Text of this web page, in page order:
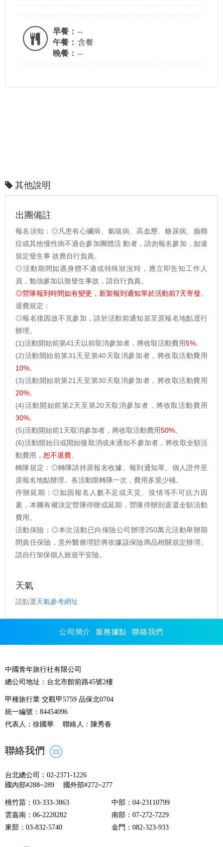
早餐： --
午餐： 含餐
晚餐： --
其他說明
出團備註
報名須知：◎凡患有心臟病、氣喘病、高血壓、糖尿病、癲癇
症或其他慢性病不適合參加團體活 動者，請勿報名參加，如違
規定發生事 故應自行負責。
◎活動期間如遇身體不適或特殊狀況時，應立即告知工作人
員，勉強參加以致發生事故，請自行負責。
◎營隊報到時間如有變更，新製報到通知單於活動前7天寄發。
退費規定：
◎報名後因故不克參加，請於活動前通知並至原報名地點逕行
辦理。
(1)活動開始前第41天以前取消參加者，將收取活動費用5%。
(2)活動開始前第31天至第40天取消參加者，將收取活動費用
10%。
(3)活動開始前第21天至第30天取消參加者，將收取活動費用
20%。
(4)活動開始前第2天至第20天取消參加者，將收取活動費用
30%。
(5)活動開始前1天取消參加者，將收取活動費用50%。
(6)活動開始日或開始後取消或未通知不參加者，將收取全額活
動費用， 恕不退費。
轉隊規定：◎轉隊請持原報名收據、報到通知單、個人證件至
原報名地點辦理。各活動限轉隊一次，費用多退少補。
停辦延期：◎如因報名人數不足或天災、疫情等不可抗力因
素，本團有權決定營隊停辦或延期，營隊停辦則退還全額活動
費用。
活動保險：◎本次活動已向保險公司辦理250萬元活動舉辦期
間責任保險，意外醫療理賠將依據該保險商品相關規定辦理。
請自行加保個人旅遊平安險。
天氣
請點選天氣參考網址
公司簡介 服務據點 聯絡我們
中國青年旅行社有限公司
總公司地址：台北市館前路45號2樓
甲種旅行業 交觀甲5759 品保北0704
統一編號：84454096
代表人：徐國華 聯絡人：陳秀春
聯絡我們
台北總公司：02-2371-1226
國內部#288~289 國外部#272~277
桃竹苗 ：03-333-3863 中部 ：04-23110799
雲嘉南 ：06-2228282 南部 ：07-272-7229
東部 ：03-832-5740 金門 ：082-323-933